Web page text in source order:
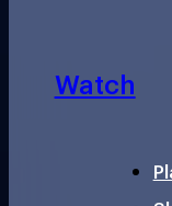
Watch